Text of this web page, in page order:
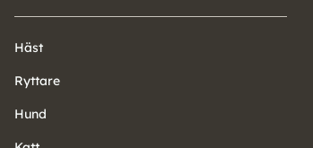
Häst
Ryttare
Hund